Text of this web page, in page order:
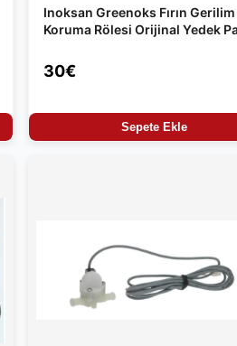
Inoksan Greenoks Fırın Gerilim
Koruma Rölesi Orijinal Yedek
30€
Sepete Ekle